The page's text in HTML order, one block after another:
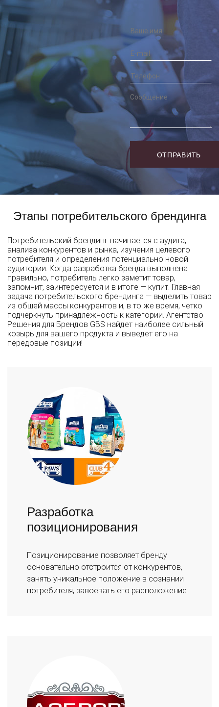
Этапы потребительского брендинга
Потребительский брендинг начинается с аудита,
анализа конкурентов и рынка, изучения целевого
потребителя и определения потенциально новой
аудитории. Когда разработка бренда выполнена
правильно, потребитель легко заметит товар,
запомнит, заинтересуется и в итоге — купит. Главная
задача потребительского брендинга — выделить товар
из общей массы конкурентов и, в то же время, четко
подчеркнуть принадлежность к категории. Агентство
Решения для Брендов GBS найдет наиболее сильный
козырь для вашего продукта и выведет его на
передовые позиции!
Разработка
позиционирования
Позиционирование позволяет бренду
основательно отстроится от конкурентов,
занять уникальное положение в сознании
потребителя, завоевать его расположение.